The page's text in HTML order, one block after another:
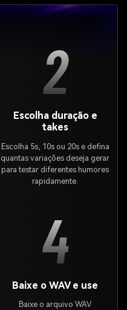
2
Escolha duração e
takes
Escolha 5s, 10s ou 20s e defina
quantas variações deseja gerar
para testar diferentes humores
rapidamente.
4
Baixe o WAV e use
Baixe o arquivo WAV